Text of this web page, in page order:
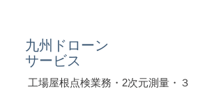
​九州ドローン
サービス
工場屋根点検業務・2次元測量・３